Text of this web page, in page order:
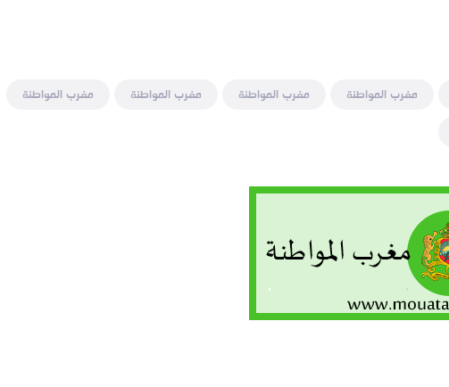
مغرب المواطنة مغرب المواطنة مغرب المواطنة
مغرب المواطنة